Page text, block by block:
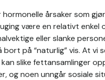
hormonelle årsaker som
være en relativt
eller slanke
på “naturlig” vis. At vi
slike fettansamlinger
og noen unngår sosiale